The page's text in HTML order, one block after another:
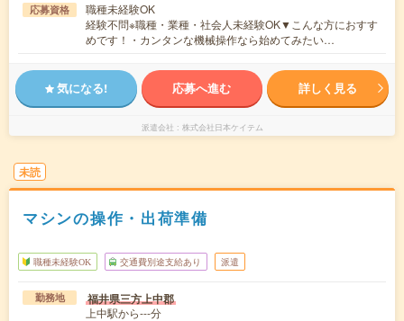
応募資格
職種未経験OK
経験不問※職種・業種・社会人未経験OK▼こんな方におすす
めです！・カンタンな機械操作なら始めてみたい…
気になる! 応募へ進む 詳しく見る
派遣会社 株式会社日本ケイテム
未読
マシンの操作・出荷準備
職種未経験OK 交通費別途支給あり 派遣
勤務地 福井県三方上中郡
上中駅から---分